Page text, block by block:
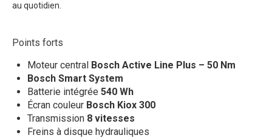
au quotidien.
Points forts
Moteur central Bosch Active Line Plus – 50 Nm
Bosch Smart System
Batterie intégrée 540 Wh
Écran couleur Bosch Kiox 300
Transmission 8 vitesses
Freins à disque hydrauliques